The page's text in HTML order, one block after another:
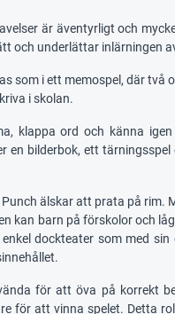
är äventyrligt och
och underlättar inlärningen
som i ett memospel, där två
i skolan.
klappa ord och känna
bilderbok, ett
älskar att prata på rim.
kan barn på förskolor och
dockteater som med sin
för att öva på korrekt
för att vinna spelet. Detta